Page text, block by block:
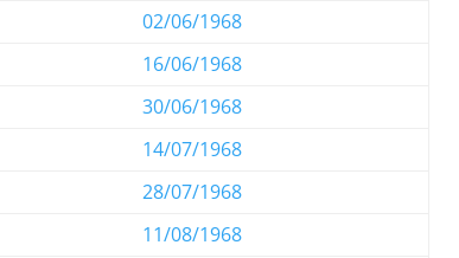
02/06/1968
16/06/1968
30/06/1968
14/07/1968
28/07/1968
11/08/1968